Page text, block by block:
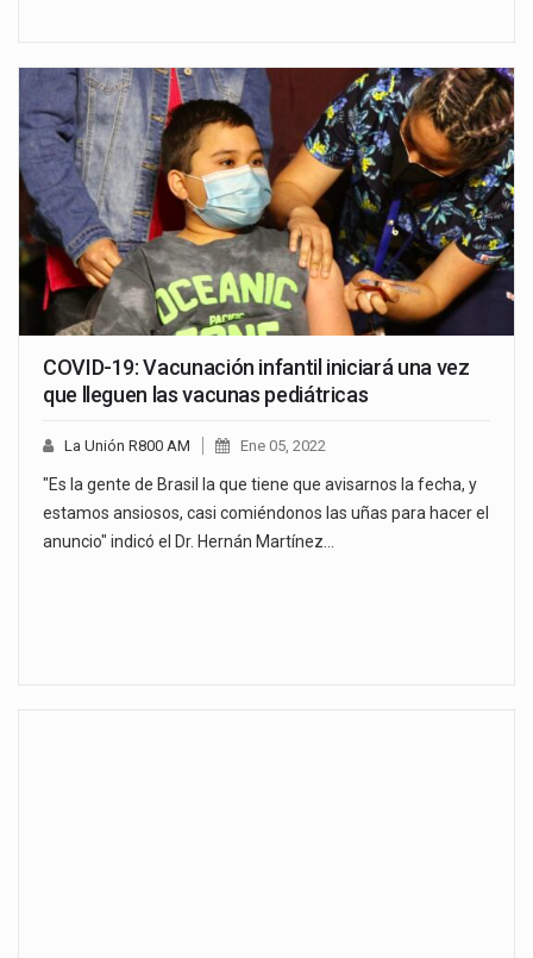
COVID-19: Vacunación infantil iniciará una vez
que lleguen las vacunas pediátricas
La Unión R800 AM Ene 05, 2022
"Es la gente de Brasil la que tiene que avisarnos la fecha, y
estamos ansiosos, casi comiéndonos las uñas para hacer el
anuncio" indicó el Dr. Hernán Martínez…